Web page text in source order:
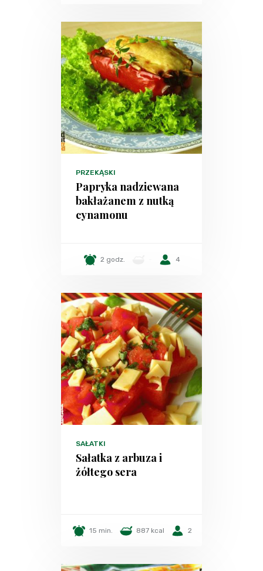
PRZEKĄSKI
Papryka nadziewana
bakłażanem z nutką
cynamonu
2 godz. 4
SAŁATKI
Sałatka z arbuza i
żółtego sera
15 min. 887 kcal 2